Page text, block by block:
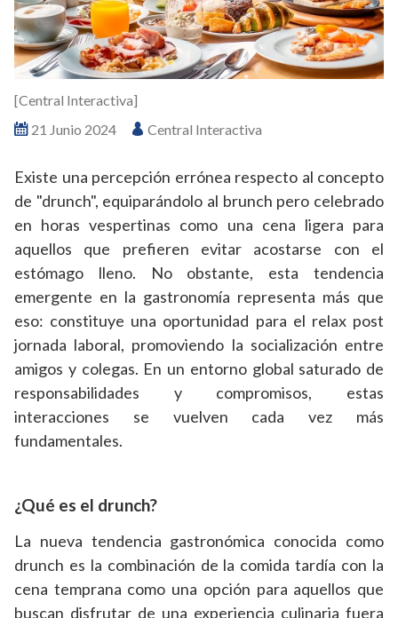
21 Junio 2024 Central Interactiva
[Central Interactiva]
Existe una percepción errónea respecto al concepto
de "drunch", equiparándolo al brunch pero celebrado
en horas vespertinas como una cena ligera para
aquellos que prefieren evitar acostarse con el
estómago lleno. No obstante, esta tendencia
emergente en la gastronomía representa más que
eso: constituye una oportunidad para el relax post
jornada laboral, promoviendo la socialización entre
amigos y colegas. En un entorno global saturado de
responsabilidades y compromisos, estas
interacciones se vuelven cada vez más
fundamentales.
¿Qué es el drunch?
La nueva tendencia gastronómica conocida como
drunch es la combinación de la comida tardía con la
cena temprana como una opción para aquellos que
buscan disfrutar de una experiencia culinaria fuera